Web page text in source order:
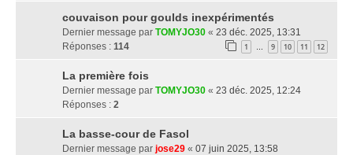
couvaison pour goulds inexpérimentés
Dernier message par TOMYJO30 « 23 déc. 2025, 13:31
Réponses : 114 1 … 9 10 11 12
La première fois
Dernier message par TOMYJO30 « 23 déc. 2025, 12:24
Réponses : 2
La basse-cour de Fasol
Dernier message par jose29 « 07 juin 2025, 13:58